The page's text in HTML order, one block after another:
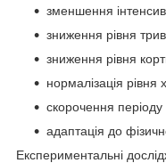
зменшення
зниження рівня
зниження рівня
нормалізація рівня
скорочення періоду
адаптація до
Експериментальні